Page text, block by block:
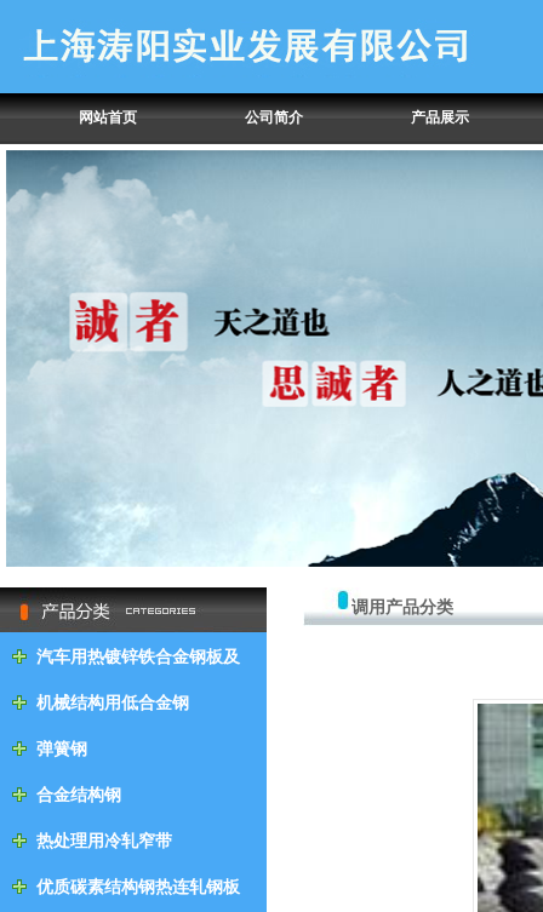
网站首页 公司简介 产品展示
null
汽车用热镀锌铁合金钢板及
钢带机械结构用低合金钢
弹簧钢
合金结构钢
热处理用冷轧窄带
优质碳素结构钢热连轧钢板
调用产品分类